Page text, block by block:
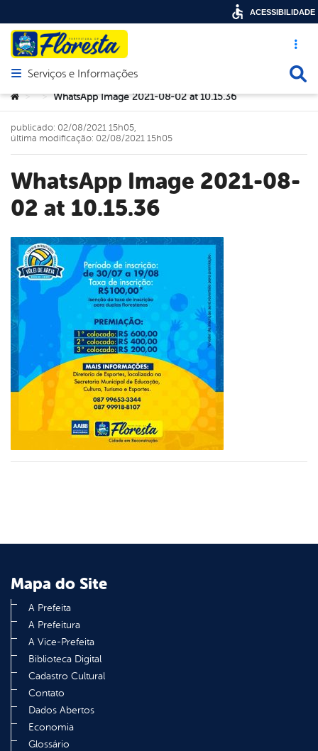
Acesso
Abrir menu principal de navegação
Serviços e Informações
Você está aqui:
> > WhatsApp Image 2021-08-02 at 10.15.36
WhatsApp Image 2021-08-
02 at 10.15.36
publicado: 02/08/2021 15h05,
última modificação: 02/08/2021 15h05
Mapa do Site
A Prefeita
A Prefeitura
A Vice-Prefeita
Biblioteca Digital
Cadastro Cultural
Contato
Dados Abertos
Economia
Glossário
ACESSIBILIDADE